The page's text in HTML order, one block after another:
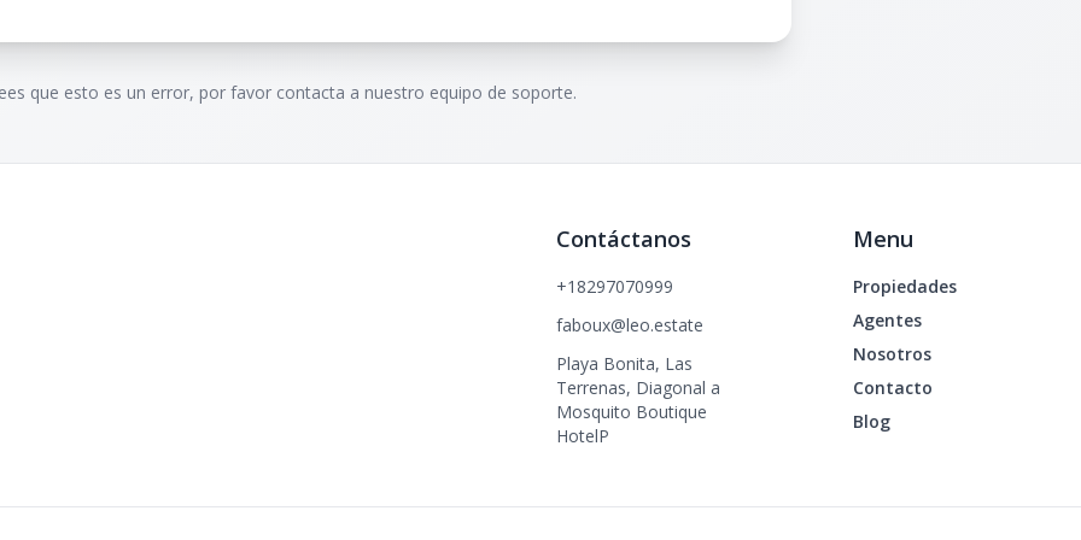
que esto es un error, por favor contacta a nuestro equipo de soporte.
Contáctanos
+18297070999
faboux@leo.estate
Playa Bonita, Las
Terrenas, Diagonal a
Mosquito Boutique
HotelP
Menu
Propiedades
Agentes
Nosotros
Contacto
Blog